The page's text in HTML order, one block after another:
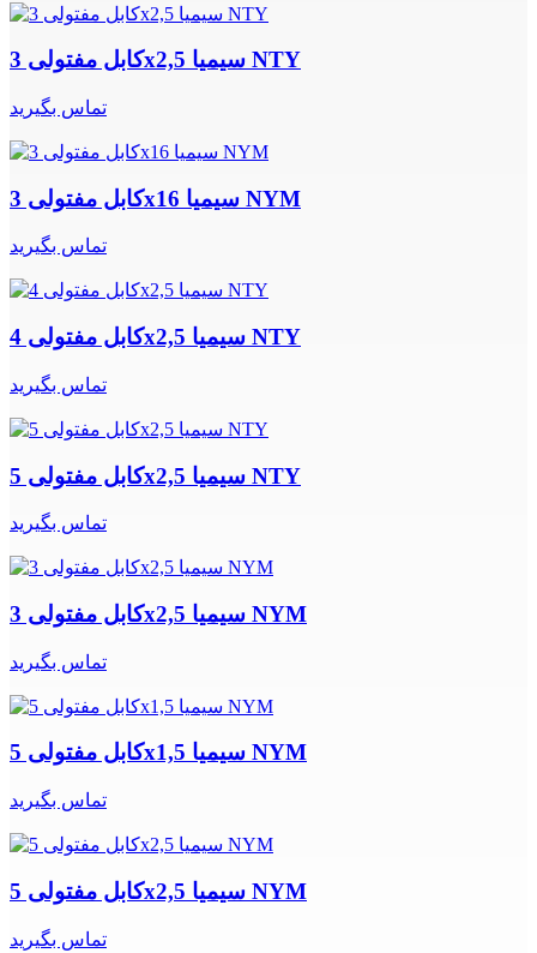
کابل مفتولی 3x2,5 سیمیا NTY
تماس بگیرید
کابل مفتولی 3x16 سیمیا NYM
تماس بگیرید
کابل مفتولی 4x2,5 سیمیا NTY
تماس بگیرید
کابل مفتولی 5x2,5 سیمیا NTY
تماس بگیرید
کابل مفتولی 3x2,5 سیمیا NYM
تماس بگیرید
کابل مفتولی 5x1,5 سیمیا NYM
تماس بگیرید
کابل مفتولی 5x2,5 سیمیا NYM
تماس بگیرید